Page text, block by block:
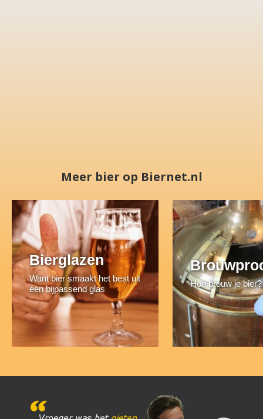
Meer bier op Biernet.nl
Bierglazen
Want bier smaakt het best uit
een bijpassend glas
Hoe brouw je bier?